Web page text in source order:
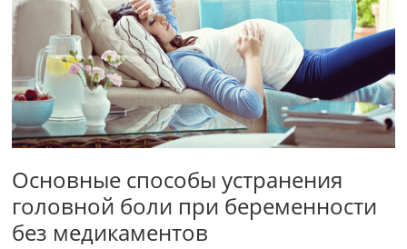
Основные способы устранения
головной боли при беременности
без медикаментов